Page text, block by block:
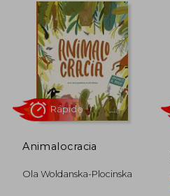
5%
dcto.
14,00 €
13,30 €
Animalocracia
Ola Woldanska-Plocinska